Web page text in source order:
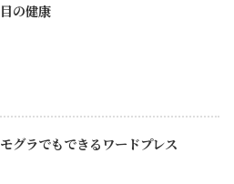
目の健康
モグラでもできるワードプレス